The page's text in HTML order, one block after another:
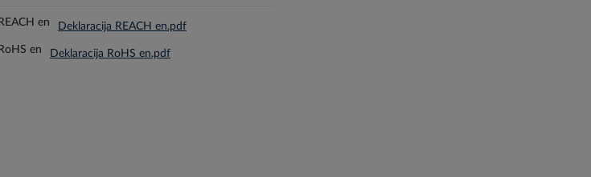
Deklaracija REACH en.pdf
Deklaracija RoHS en.pdf